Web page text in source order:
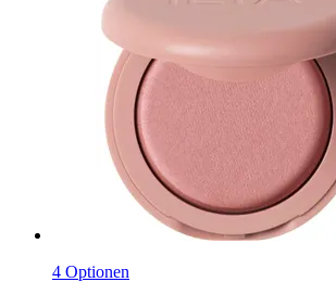
4 Optionen